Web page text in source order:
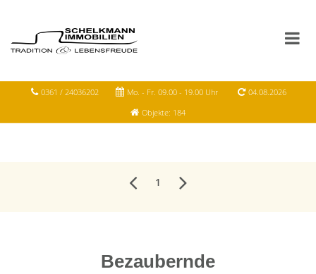
0361 / 24036202 Mo. - Fr. 09.00 - 19.00 Uhr
04.08.2026
Objekte: 184
1
Bezaubernde